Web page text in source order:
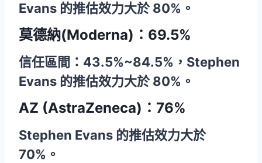
Evans 的推估效力大於 80%。
莫德納(Moderna)：69.5%
信任區間：43.5%~84.5%，Stephen
Evans 的推估效力大於 80%。
AZ (AstraZeneca)：76%
Stephen Evans 的推估效力大於
70%。